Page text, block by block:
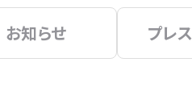
お知らせ プレ